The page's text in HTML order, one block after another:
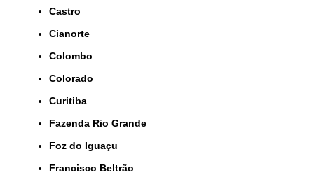
Castro
Cianorte
Colombo
Colorado
Curitiba
Fazenda Rio Grande
Foz do Iguaçu
Francisco Beltrão